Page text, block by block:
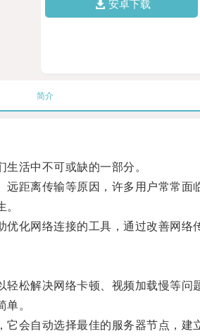
安卓下载
简介
活中不可或缺的一部分。
离传输等原因，许多用户常常面
网络连接的工具，通过改善网络
松解决网络卡顿、视频加载慢等问
。
会自动选择最佳的服务器节点，建